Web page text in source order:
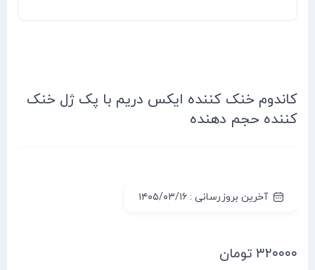
کاندوم خنک کننده ایکس دریم با پک ژل خنک
کننده حجم دهنده
آخرین بروزرسانی : ۱۴۰۵/۰۳/۱۶
۳۲۰۰۰۰ تومان